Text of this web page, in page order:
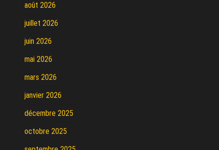
août 2026
juillet 2026
juin 2026
mai 2026
mars 2026
janvier 2026
décembre 2025
octobre 2025